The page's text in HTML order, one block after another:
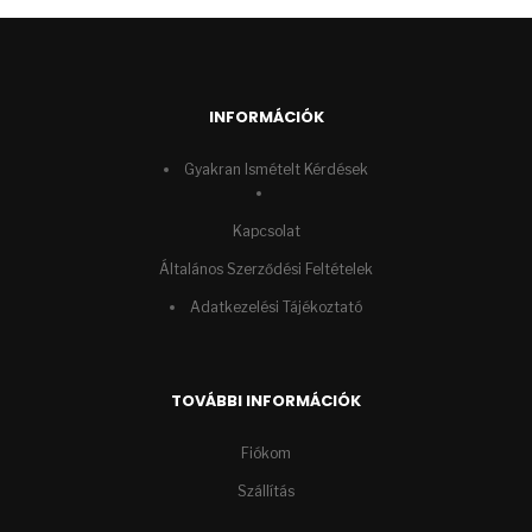
INFORMÁCIÓK
Gyakran Ismételt Kérdések
Kapcsolat
Általános Szerződési Feltételek
Adatkezelési Tájékoztató
TOVÁBBI INFORMÁCIÓK
Fiókom
Szállítás